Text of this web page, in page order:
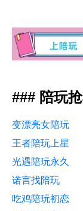
### 陪玩
变漂亮女陪玩
王者陪玩上星
光遇陪玩永久
诺言找陪玩
吃鸡陪玩初恋